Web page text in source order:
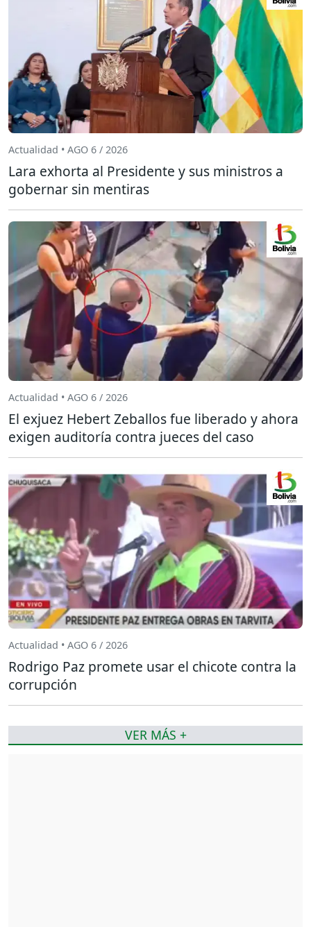
Actualidad • AGO 6 / 2026
Lara exhorta al Presidente y sus ministros a
gobernar sin mentiras
Actualidad • AGO 6 / 2026
El exjuez Hebert Zeballos fue liberado y ahora
exigen auditoría contra jueces del caso
Actualidad • AGO 6 / 2026
Rodrigo Paz promete usar el chicote contra la
corrupción
VER MÁS +